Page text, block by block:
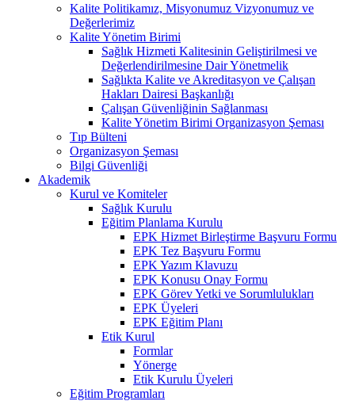
Kalite Politikamız, Misyonumuz Vizyonumuz ve
Değerlerimiz
Kalite Yönetim Birimi
Sağlık Hizmeti Kalitesinin Geliştirilmesi ve
Değerlendirilmesine Dair Yönetmelik
Sağlıkta Kalite ve Akreditasyon ve Çalışan
Hakları Dairesi Başkanlığı
Çalışan Güvenliğinin Sağlanması
Kalite Yönetim Birimi Organizasyon Şeması
Tıp Bülteni
Organizasyon Şeması
Bilgi Güvenliği
Akademik
Kurul ve Komiteler
Sağlık Kurulu
Eğitim Planlama Kurulu
EPK Hizmet Birleştirme Başvuru Formu
EPK Tez Başvuru Formu
EPK Yazım Klavuzu
EPK Konusu Onay Formu
EPK Görev Yetki ve Sorumlulukları
EPK Üyeleri
EPK Eğitim Planı
Etik Kurul
Formlar
Yönerge
Etik Kurulu Üyeleri
Eğitim Programları